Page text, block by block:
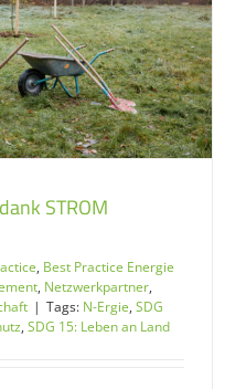
STROM
, Best Practice Energie
, Netzwerkpartner,
| Tags: N-Ergie, SDG
, SDG 15: Leben an Land